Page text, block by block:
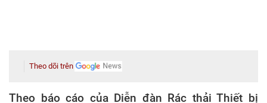
Theo dõi trên
Theo báo cáo của Diễn đàn Rác thải Thiết bị